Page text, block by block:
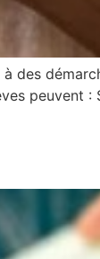
des
peuvent :